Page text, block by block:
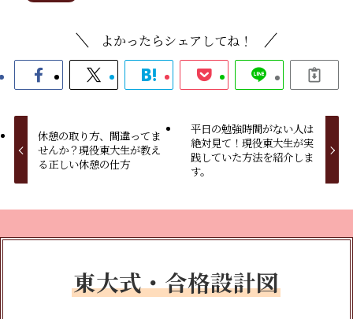
よかったらシェアしてね！
休憩の取り方、間違ってま
せんか？現役東大生が教え
る正しい休憩の仕方
平日の勉強時間がない人は
絶対見て！現役東大生が実
践していた方法を紹介しま
す。
東大式・合格設計図